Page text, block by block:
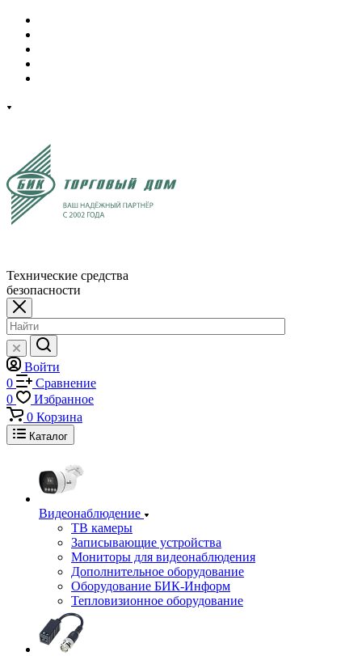
Технические средства
безопасности
Войти
0
Сравнение
0
Избранное
0 Корзина
Каталог
Видеонаблюдение
ТВ камеры
Записывающие устройства
Мониторы для видеонаблюдения
Дополнительное оборудование
Оборудование БИК-Информ
Тепловизионное оборудование